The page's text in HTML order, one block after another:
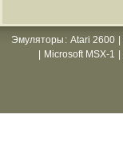
Эмуляторы : Atari 2600
Microsoft MSX-1